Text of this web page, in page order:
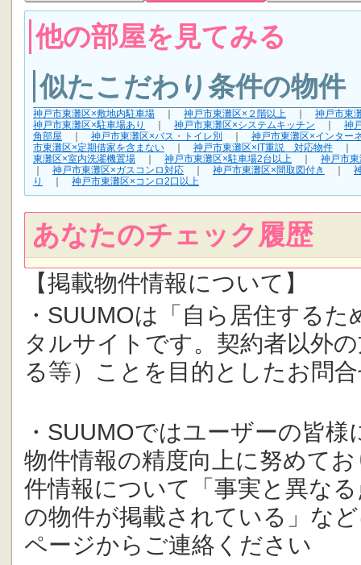
他の部屋を見てみる
似たこだわり条件の物件
神戸市東灘区×敷地内駐車場 神戸市東灘区×２階以上
神戸市東
神戸市東灘区×駐車場あり
神戸市東灘区×システムキッチン
神
角部屋
神戸市東灘区×バス・トイレ別
神戸市東灘区×インター
市東灘区×定期借家を含まない
神戸市東灘区×IT重説 対応物件
東灘区×室内洗濯機置場
神戸市東灘区×駐車場2台以上
神戸市
神戸市東灘区×ガスコンロ対応 神戸市東灘区×間取図付き
り
神戸市東灘区×コンロ2口以上
あなたのチェック履歴
【掲載物件情報について】
・SUUMOは「自ら居住する
タルサイトです。契約者以外
る等）ことを目的としたお問
・SUUMOではユーザーの皆
物件情報の精度向上に努めて
件情報について「事実と異な
の物件が掲載されている」な
ページからご連絡ください